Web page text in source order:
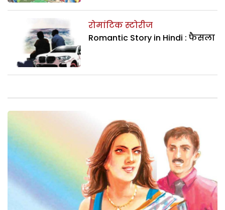
रोमांटिक स्टोरीज
Romantic Story in Hindi : फैसला